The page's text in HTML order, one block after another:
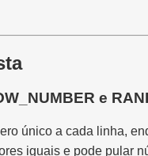
e
único a cada linha,
iguais e pode pular